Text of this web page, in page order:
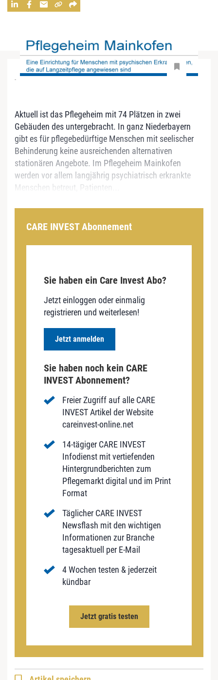
-
Aktuell ist das Pflegeheim mit 74 Plätzen in zwei
Gebäuden des untergebracht. In ganz Niederbayern
gibt es für pflegebedürftige Menschen mit seelischer
Behinderung keine ausreichenden alternativen
stationären Angebote. Im Pflegeheim Mainkofen
werden vor allem langjährig psychiatrisch erkrankte
Menschen betreut, Patienten...
CARE INVEST Abonnement
Sie haben ein Care Invest Abo?
Jetzt einloggen oder einmalig
registrieren und weiterlesen!
Jetzt anmelden
Sie haben noch kein CARE
INVEST Abonnement?
Freier Zugriff auf alle CARE
INVEST Artikel der Website
careinvest-online.net
14-tägiger CARE INVEST
Infodienst mit vertiefenden
Hintergrundberichten zum
Pflegemarkt digital und im Print
Format
Täglicher CARE INVEST
Newsflash mit den wichtigen
Informationen zur Branche
tagesaktuell per E-Mail
4 Wochen testen & jederzeit
kündbar
Jetzt gratis testen